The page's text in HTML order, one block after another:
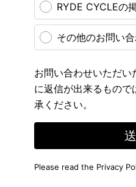
RYDE CYCLEの
その他のお問い
お問い合わせいただ
に返信が出来るもので
承ください。
Please read the Privacy